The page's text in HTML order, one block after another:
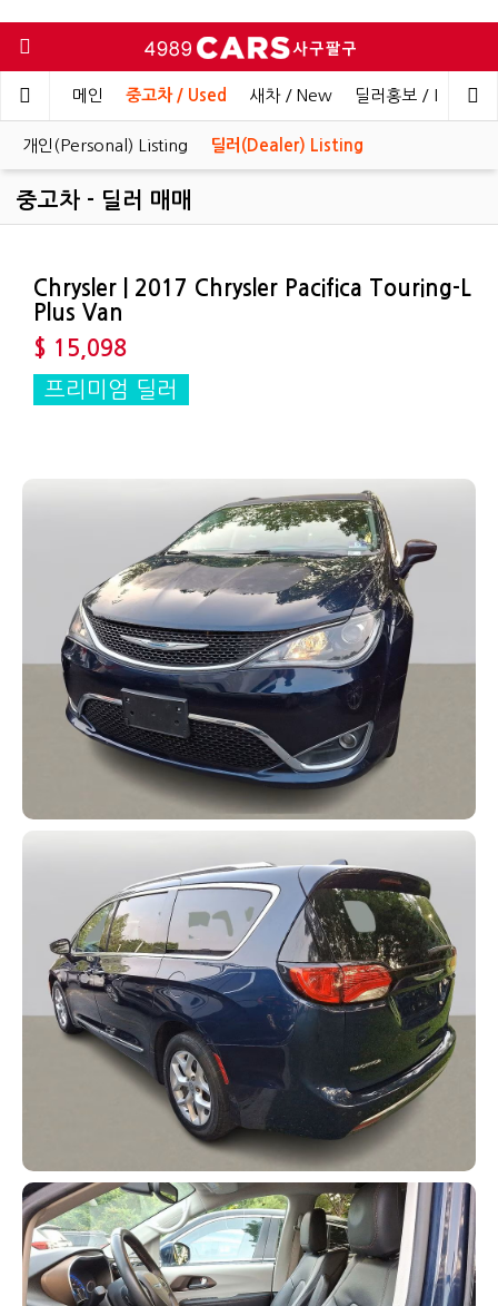
메인 중고차 / Used 새차 / New 딜러홍보 / Dealer
개인(Personal) Listing 딜러(Dealer) Listing
중고차 - 딜러 매매
Chrysler | 2017 Chrysler Pacifica Touring-L
Plus Van
$ 15,098
프리미엄 딜러